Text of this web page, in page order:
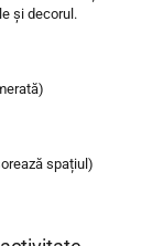
și decorul.
spațiul)